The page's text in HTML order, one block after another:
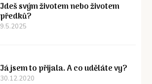
Jdeš svým životem nebo životem
předků?
9.5.2025
Já jsem to přijala. A co uděláte vy?
30.12.2020